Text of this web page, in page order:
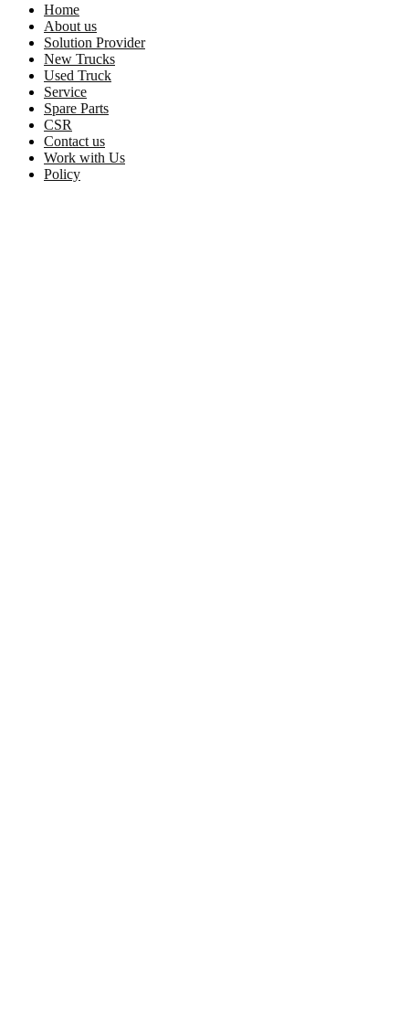
Home
About us
Solution Provider
New Trucks
Used Truck
Service
Spare Parts
CSR
Contact us
Work with Us
Policy